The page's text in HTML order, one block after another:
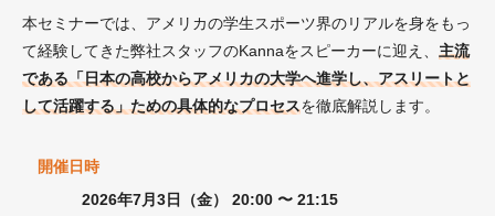
本セミナーでは、アメリカの学生スポーツ界のリアルを身をもっ
て経験してきた弊社スタッフのKannaをスピーカーに迎え、 主流
である「日本の高校からアメリカの大学へ進学し、アスリートと
して活躍する」ための具体的なプロセスを徹底解説します。
開催日時
2026年7月3日（金） 20:00 〜 21:15